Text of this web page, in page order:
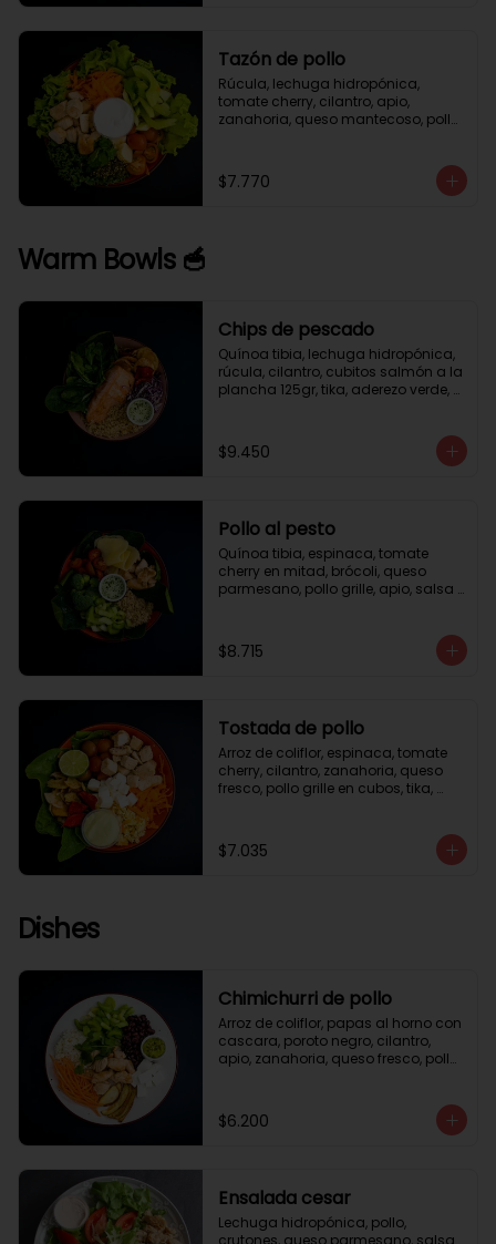
Tazón de pollo
Rúcula, lechuga hidropónica,
tomate cherry, cilantro, apio,
zanahoria, queso mantecoso, pollo
$7.770
Warm Bowls 🥣
Chips de pescado
Quínoa tibia, lechuga hidropónica,
rúcula, cilantro, cubitos salmón a la
plancha 125gr, tika, aderezo verde,
$9.450
Pollo al pesto
Quínoa tibia, espinaca, tomate
cherry en mitad, brócoli, queso
parmesano, pollo grille, apio, salsa
$8.715
Tostada de pollo
Arroz de coliflor, espinaca, tomate
cherry, cilantro, zanahoria, queso
fresco, pollo grille en cubos, tika,
$7.035
Dishes
Chimichurri de pollo
Arroz de coliflor, papas al horno con
cascara, poroto negro, cilantro,
apio, zanahoria, queso fresco, pollo
$6.200
Ensalada cesar
Lechuga hidropónica, pollo,
crutones, queso parmesano, salsa